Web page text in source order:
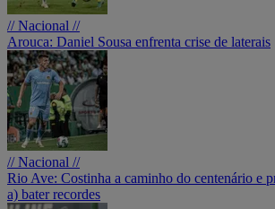
// Nacional //
Arouca: Daniel Sousa enfrenta crise de laterais
// Nacional //
Rio Ave: Costinha a caminho do centenário e
a) bater recordes